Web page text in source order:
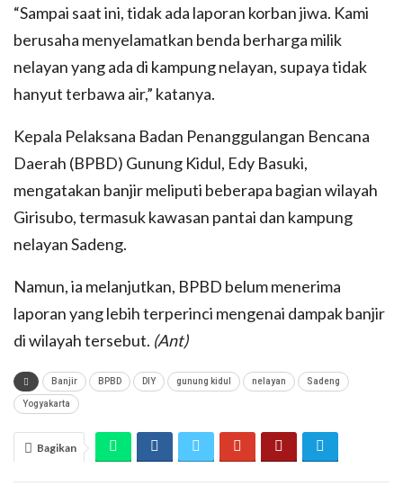
“Sampai saat ini, tidak ada laporan korban jiwa. Kami
berusaha menyelamatkan benda berharga milik
nelayan yang ada di kampung nelayan, supaya tidak
hanyut terbawa air,” katanya.
Kepala Pelaksana Badan Penanggulangan Bencana
Daerah (BPBD) Gunung Kidul, Edy Basuki,
mengatakan banjir meliputi beberapa bagian wilayah
Girisubo, termasuk kawasan pantai dan kampung
nelayan Sadeng.
Namun, ia melanjutkan, BPBD belum menerima
laporan yang lebih terperinci mengenai dampak banjir
di wilayah tersebut. (Ant)
Banjir BPBD DIY gunung kidul nelayan Sadeng
Yogyakarta
Bagikan